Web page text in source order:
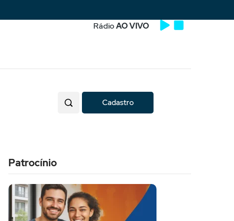
RádioAO VIVO
Cadastro
Patrocínio